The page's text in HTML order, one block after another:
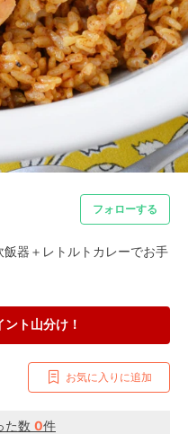
フォローする
器＋レトルトカレーでお手
ト山分け！
お気に入りに追加
た数 0件